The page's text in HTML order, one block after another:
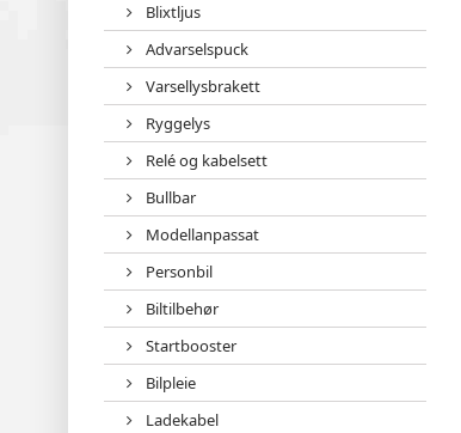
Blixtljus
Advarselspuck
Varsellysbrakett
Ryggelys
Relé og kabelsett
Bullbar
Modellanpassat
Personbil
Biltilbehør
Startbooster
Bilpleie
Ladekabel